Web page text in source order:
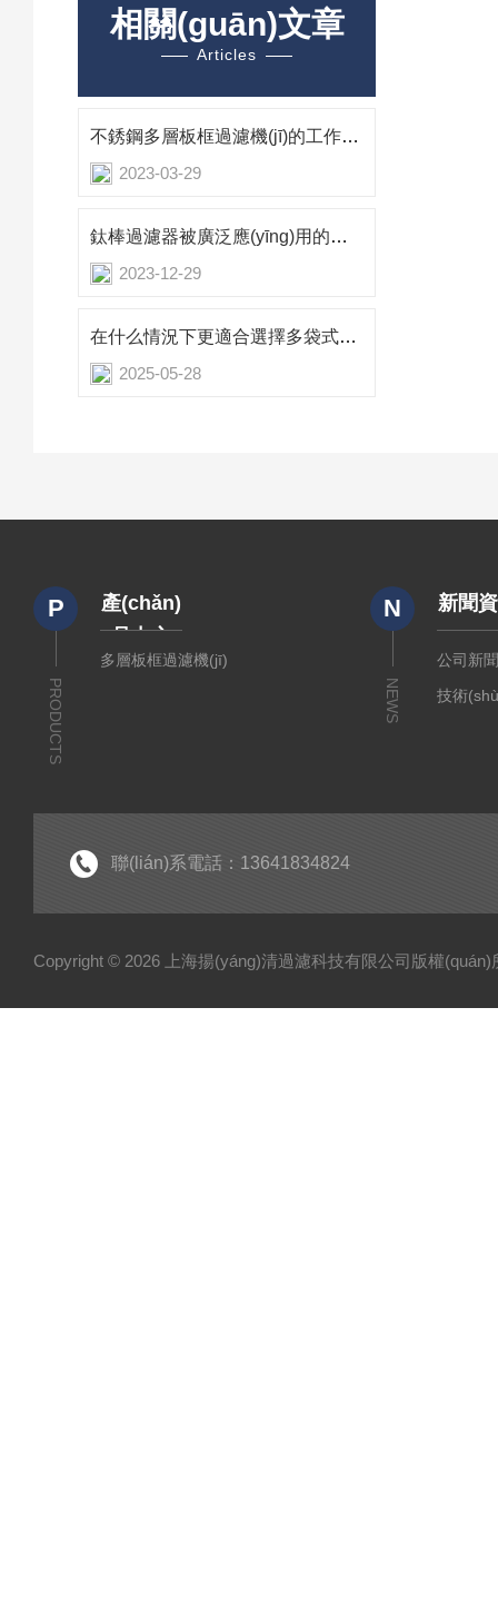
相關(guān)文章
Articles
不銹鋼多層板框過濾機(jī)的工作原理
2023-03-29
鈦棒過濾器被廣泛應(yīng)用的原因
2023-12-29
在什么情況下更適合選擇多袋式過濾器？
2025-05-28
P
PRODUCTS
產(chǎn)
品中心
多層板框過濾機(jī)
N
NEWS
新聞
公司新
技術
聯(lián)系電話：13641834824
Copyright © 2026 上海揚(yáng)清過濾科技有限公司版權